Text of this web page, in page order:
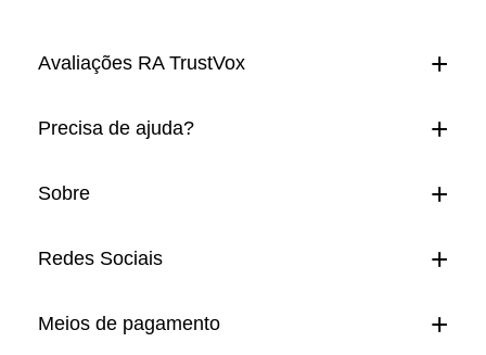
Avaliações RA TrustVox
Precisa de ajuda?
Sobre
Redes Sociais
Meios de pagamento